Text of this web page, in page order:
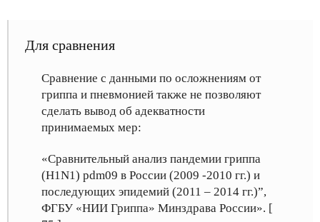
Для сравнения
Сравнение с данными по осложнениям от
гриппа и пневмонией также не позволяют
сделать вывод об адекватности
принимаемых мер:
«Сравнительный анализ пандемии гриппа
(H1N1) pdm09 в России (2009 -2010 гг.) и
последующих эпидемий (2011 – 2014 гг.)”,
ФГБУ «НИИ Гриппа» Минздрава России». [